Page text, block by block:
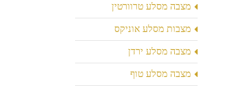
מצבה מסלע טרוורטין
מצבות מסלע אוניקס
מצבה מסלע ירדן
מצבה מסלע טוף